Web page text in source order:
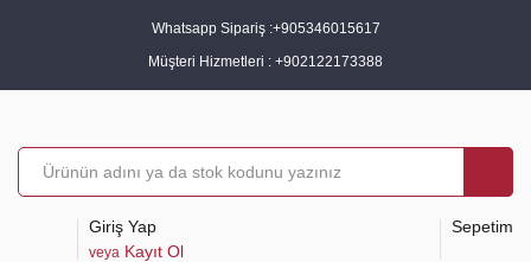
Whatsapp Sipariş :+905346015617
Müşteri Hizmetleri : +902122173388
Giriş Yap
veya Kayıt Ol
Sepetim